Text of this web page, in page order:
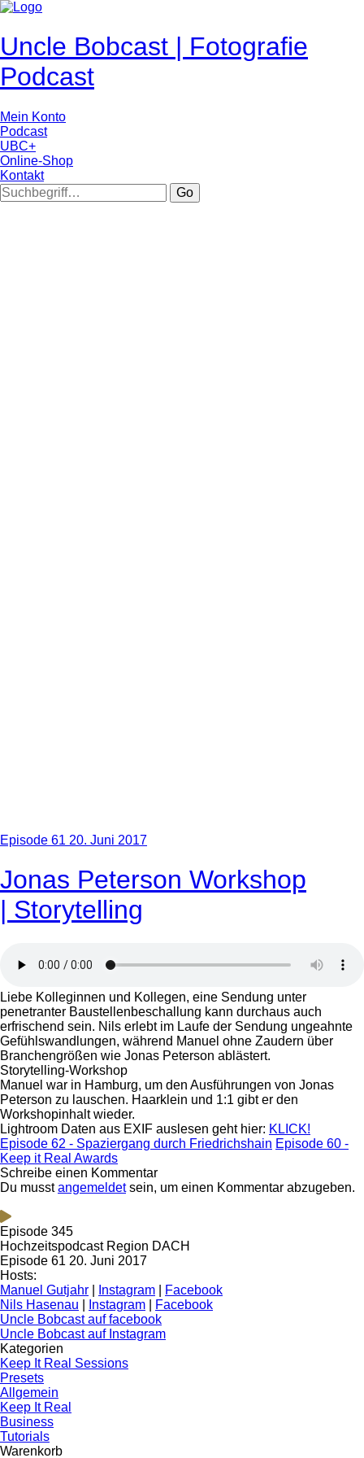
Uncle Bobcast | Fotografie
Podcast
Mein Konto
Podcast
UBC+
Online-Shop
Kontakt
Go
Episode 61 20. Juni 2017
Jonas Peterson Workshop
| Storytelling
Liebe Kolleginnen und Kollegen, eine Sendung unter
penetranter Baustellenbeschallung kann durchaus auch
erfrischend sein. Nils erlebt im Laufe der Sendung ungeahnte
Gefühlswandlungen, während Manuel ohne Zaudern über
Branchengrößen wie Jonas Peterson ablästert.
Storytelling-Workshop
Manuel war in Hamburg, um den Ausführungen von Jonas
Peterson zu lauschen. Haarklein und 1:1 gibt er den
Workshopinhalt wieder.
Lightroom Daten aus EXIF auslesen geht hier: KLICK!
Episode 62 - Spaziergang durch Friedrichshain Episode 60 -
Keep it Real Awards
Schreibe einen Kommentar
Du musstangemeldetsein, um einen Kommentar abzugeben.
Episode 345
Hochzeitspodcast Region DACH
Episode 61 20. Juni 2017
Hosts:
Manuel Gutjahr
Instagram
Facebook
Nils Hasenau
Instagram
Facebook
Uncle Bobcast auf facebook
Uncle Bobcast auf Instagram
Kategorien
Keep It Real Sessions
Presets
Allgemein
Keep It Real
Business
Tutorials
Warenkorb